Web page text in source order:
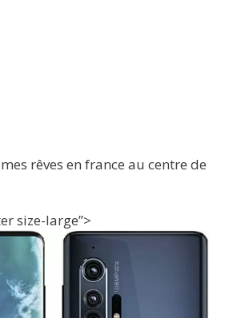
rêves en france au centre de
size-large”>